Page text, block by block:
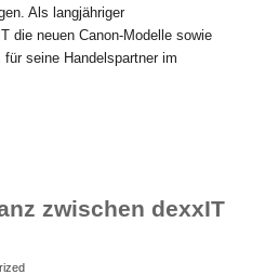
Als langjähriger
die neuen Canon-Modelle sowie
seine Handelspartner im
zwischen dexxIT